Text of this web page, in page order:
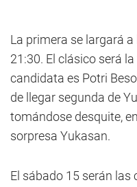
La primera se largará
21:30. El clásico será
candidata es Potri
de llegar segunda de
tomándose desquite,
sorpresa Yukasan.
El sábado 15 serán